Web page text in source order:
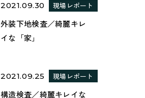
2021.09.30 現場レポート
外装下地検査／綺麗キレ
イな「家」
2021.09.25 現場レポート
構造検査／綺麗キレイな